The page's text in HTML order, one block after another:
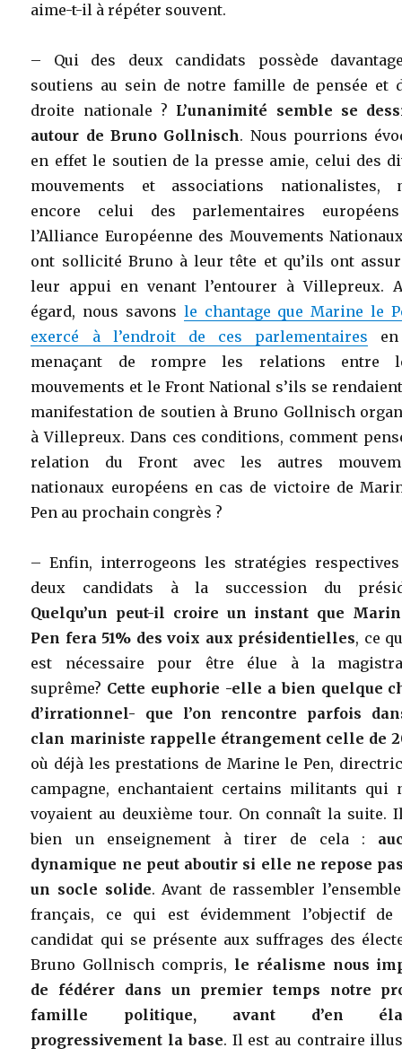
aime-t-il à répéter souvent.
– Qui des deux candidats possède
soutiens au sein de notre famille de pensée et
droite nationale ? L’unanimité semble se
autour de Bruno Gollnisch. Nous pourrions
en effet le soutien de la presse amie, celui des
mouvements et associations nationalistes,
encore celui des parlementaires
l’Alliance Européenne des Mouvements
ont sollicité Bruno à leur tête et qu’ils ont
leur appui en venant l’entourer à Villepreux.
égard, nous savons le chantage que Marine le
exercé à l’endroit de ces parlementaires
menaçant de rompre les relations entre
mouvements et le Front National s’ils se
manifestation de soutien à Bruno Gollnisch
à Villepreux. Dans ces conditions, comment
relation du Front avec les autres
nationaux européens en cas de victoire de
Pen au prochain congrès ?
– Enfin, interrogeons les stratégies
deux candidats à la succession du
Quelqu’un peut-il croire un instant que
Pen fera 51% des voix aux présidentielles, ce
est nécessaire pour être élue à la
suprême? Cette euphorie -elle a bien quelque
d’irrationnel- que l’on rencontre parfois
clan mariniste rappelle étrangement celle de
où déjà les prestations de Marine le Pen,
campagne, enchantaient certains militants qui
voyaient au deuxième tour. On connaît la suite.
bien un enseignement à tirer de cela :
dynamique ne peut aboutir si elle ne repose
un socle solide. Avant de rassembler
français, ce qui est évidemment l’objectif de
candidat qui se présente aux suffrages des
Bruno Gollnisch compris, le réalisme nous
de fédérer dans un premier temps notre
famille politique, avant d’en
progressivement la base. Il est au contraire